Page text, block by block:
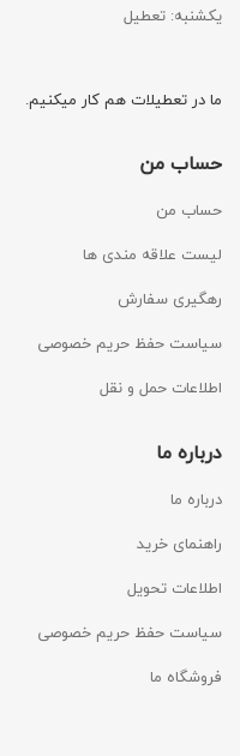
یکشنبه: تعطیل
ما در تعطیلات هم کار میکنیم.
حساب من
حساب من
لیست علاقه مندی ها
رهگیری سفارش
سیاست حفظ حریم خصوصی
اطلاعات حمل و نقل
درباره ما
درباره ما
راهنمای خرید
اطلاعات تحویل
سیاست حفظ حریم خصوصی
فروشگاه ما